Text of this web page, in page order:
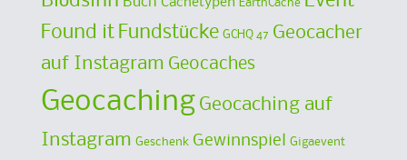
EarthCache
Found it Fundstücke GCHQ 47 Geocacher
auf Instagram Geocaches
Geocaching Geocaching auf
Instagram Geschenk Gewinnspiel Gigaevent